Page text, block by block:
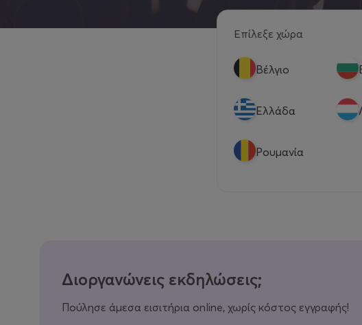
Επίλεξε χώρα
Βέλγιο
Eλλάδα
Ρουμανία
Διοργανώνεις εκδηλώσεις;
Πούλησε άμεσα εισιτήρια online, χωρίς κόστος εγγραφής!